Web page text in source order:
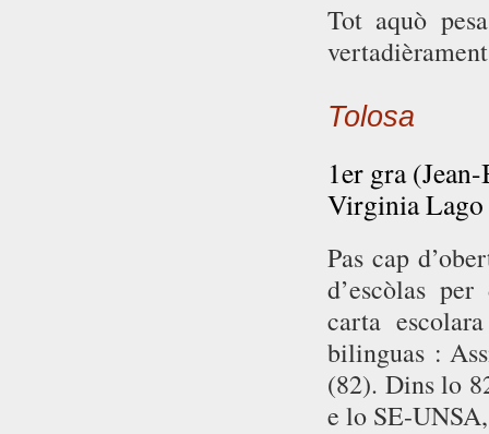
Tot aquò
Tolosa
1er gra
Virginia Lago
Pas cap
d’escòlas
carta
bilinguas :
(82). Dins lo
e lo SE-